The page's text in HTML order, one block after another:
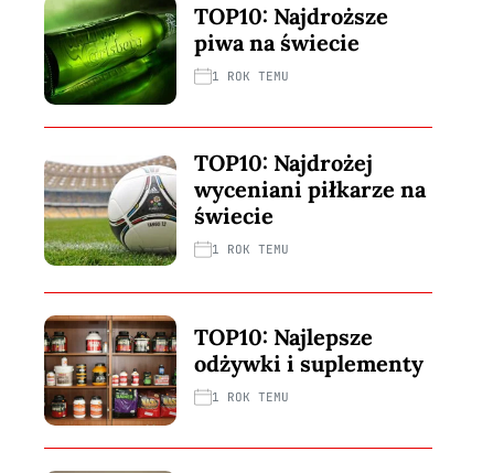
TOP10: Najdroższe
piwa na świecie
1 ROK TEMU
TOP10: Najdrożej
wyceniani piłkarze na
świecie
1 ROK TEMU
TOP10: Najlepsze
odżywki i suplementy
1 ROK TEMU